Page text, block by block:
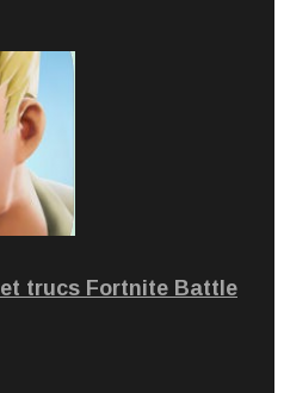
trucs Fortnite Battle